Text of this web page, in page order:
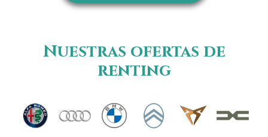
Nuestras ofertas de
renting